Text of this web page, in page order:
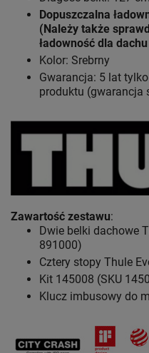
Dopuszczalna
(Należy także
ładowność dla
Kolor: Srebrny
Gwarancja: 5 lat
produktu (gwarancja
Zawartość zestawu:
Dwie belki dachowe
891000)
Cztery stopy Thule
Kit 145008 (SKU
Klucz imbusowy do